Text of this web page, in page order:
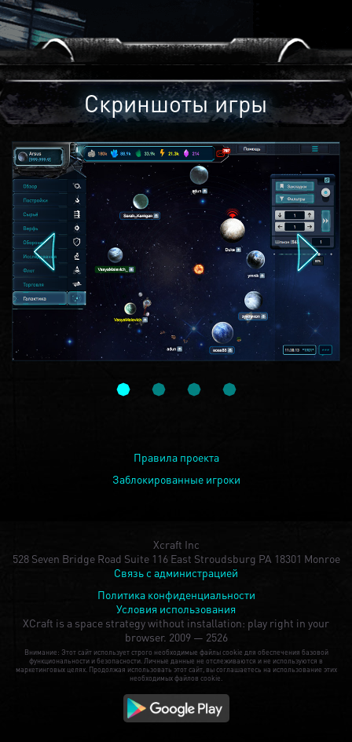
Скриншоты игры
Правила проекта
Заблокированные игроки
Xcraft Inc
528 Seven Bridge Road Suite 116 East Stroudsburg PA 18301 Monroe
Связь с администрацией
Политика конфиденциальности
Условия использования
XCraft is a space strategy without installation: play right in your
browser. 2009 — 2526
Внимание: Этот сайт использует строго необходимые файлы cookie для обеспечения базовой
функциональности и безопасности. Личные данные не отслеживаются и не используются в
маркетинговых целях. Продолжая использовать этот сайт, вы соглашаетесь на использование этих
необходимых файлов cookie.